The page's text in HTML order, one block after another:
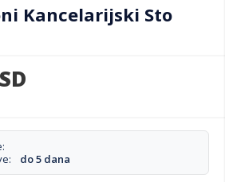
Kancelarijski Sto
do 5 dana